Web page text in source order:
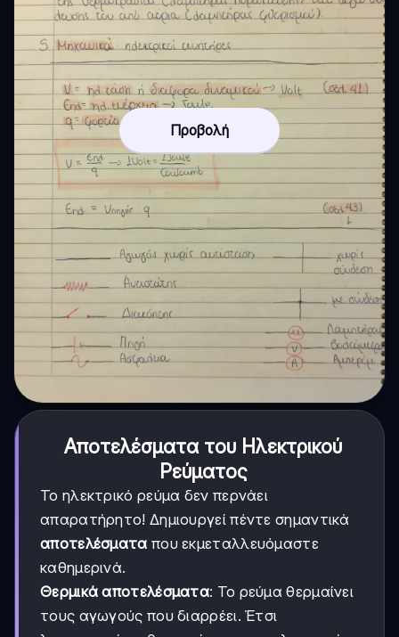
Προβολή
Αποτελέσματα του Ηλεκτρικού
Ρεύματος
Το ηλεκτρικό ρεύμα δεν περνάει
απαρατήρητο! Δημιουργεί πέντε σημαντικά
αποτελέσματα που εκμεταλλευόμαστε
καθημερινά.
Θερμικά αποτελέσματα: Το ρεύμα θερμαίνει
τους αγωγούς που διαρρέει. Έτσι